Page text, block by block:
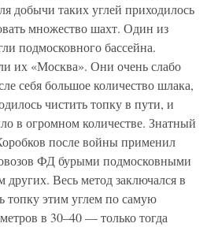
добычи таких углей приходилось
множество шахт. Один из
подмосковного бассейна.
их «Москва». Они очень слабо
себя большое количество шлака,
чистить топку в пути, и
в огромном количестве. Знатный
после войны применил
ФД бурыми подмосковными
других. Весь метод заключался в
топку этим углем по самую
в 30–40 — только тогда